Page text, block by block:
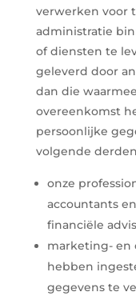
verwerken voor
administratie
of diensten te
geleverd door
dan die
overeenkomst
persoonlijke
volgende
onze
accountants
financiële
marketing- en
hebben
gegevens te